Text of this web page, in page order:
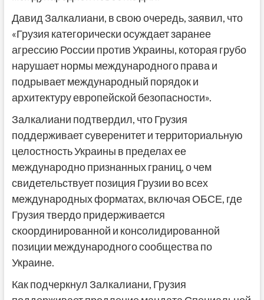
Давид Залкалиани, в свою очередь, заявил, что
«Грузия категорически осуждает заранее
агрессию России против Украины, которая грубо
нарушает нормы международного права и
подрывает международный порядок и
архитектуру европейской безопасности».
Залкалиани подтвердил, что Грузия
поддерживает суверенитет и территориальную
целостность Украины в пределах ее
международно признанных границ, о чем
свидетельствует позиция Грузии во всех
международных форматах, включая ОБСЕ, где
Грузия твердо придерживается
скоординированной и консолидированной
позиции международного сообщества по
Украине.
Как подчеркнул Залкалиани, Грузия